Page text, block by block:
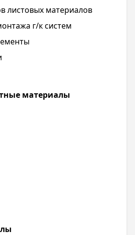
листовых материалов
г/к систем
материалы